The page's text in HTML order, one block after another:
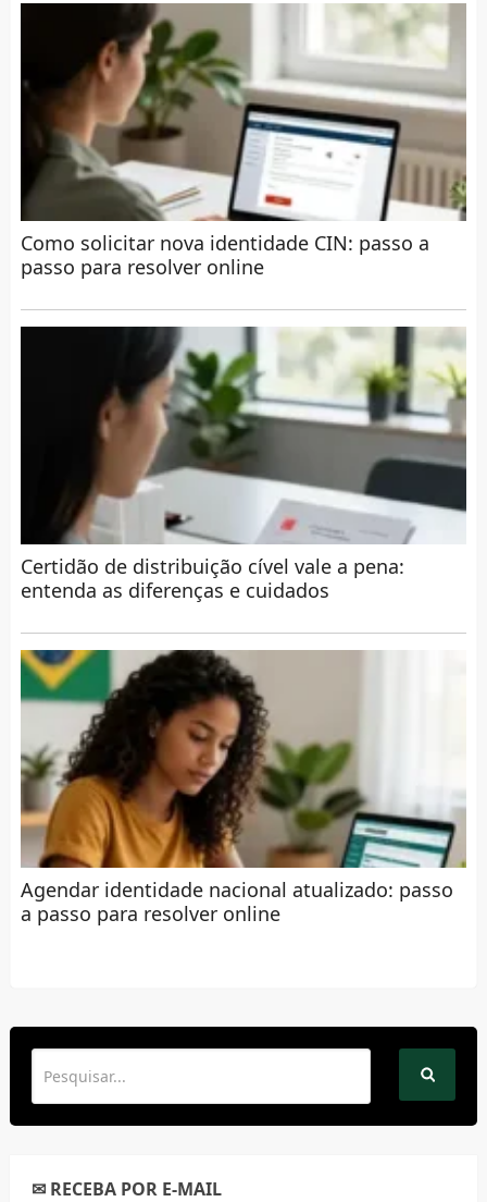
Como solicitar nova identidade CIN: passo a
passo para resolver online
Certidão de distribuição cível vale a pena:
entenda as diferenças e cuidados
Agendar identidade nacional atualizado: passo
a passo para resolver online
✉ RECEBA POR E-MAIL